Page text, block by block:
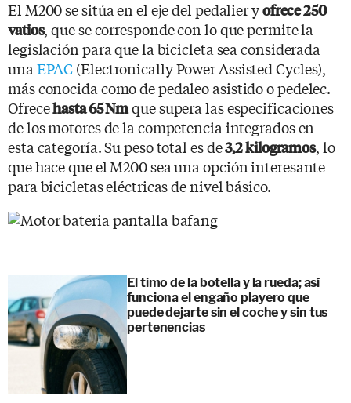
El M200 se sitúa en el eje del pedalier yofrece 250
vatios, que se corresponde con lo que permite la
legislación para que la bicicleta sea considerada
una EPAC(Electronically Power Assisted Cycles),
más conocida como de pedaleo asistido o pedelec.
Ofrecehasta 65 Nmque supera las especificaciones
de los motores de la competencia integrados en
esta categoría. Su peso total es de3,2 kilogramos, lo
que hace que el M200 sea una opción interesante
para bicicletas eléctricas de nivel básico.
El timo de la botella y la rueda; así
funciona el engaño playero que
puede dejarte sin el coche y sin tus
pertenencias